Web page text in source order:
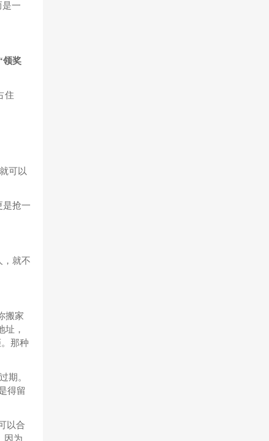
是一
领奖
住
可以
是抢一
，就不
搬家
址，
那种
期。
得留
以合
因为